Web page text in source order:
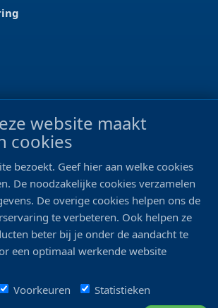
CONTACT
125a
42
website maakt
cookies
bezoekt. Geef hier aan welke cookies
De noodzakelijke cookies verzamelen
De overige cookies helpen ons de
te verbeteren. Ook helpen ze
beter bij je onder de aandacht te
een optimaal werkende website
Voorkeuren
Statistieken